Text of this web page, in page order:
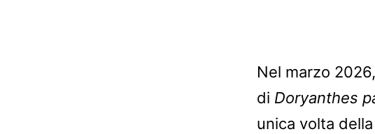
Nel marzo
di Doryanthes
unica volta